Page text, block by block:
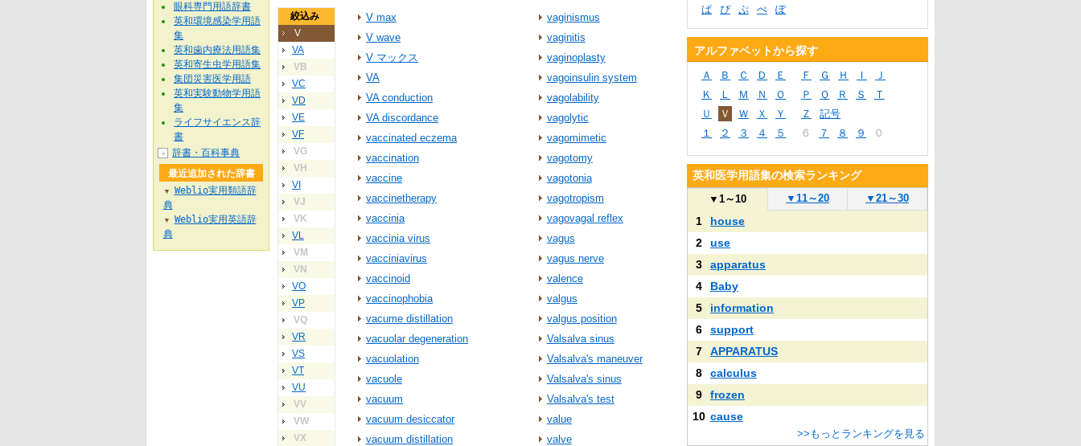
絞込み
V
VA
VB
VC
VD
VE
VF
VG
VH
VI
VJ
VK
VL
VM
VN
VO
VP
VQ
VR
VS
VT
VU
VV
VW
VX
V max
V wave
V マックス
VA
VA conduction
VA discordance
vaccinated eczema
vaccination
vaccine
vaccinetherapy
vaccinia
vaccinia virus
vacciniavirus
vaccinoid
vaccinophobia
vacume distillation
vacuolar degeneration
vacuolation
vacuole
vacuum
vacuum desiccator
vacuum distillation
vaginismus
vaginitis
vaginoplasty
vagoinsulin system
vagolability
vagolytic
vagomimetic
vagotomy
vagotonia
vagotropism
vagovagal reflex
vagus
vagus nerve
valence
valgus
valgus position
Valsalva sinus
Valsalva's maneuver
Valsalva's sinus
Valsalva's test
value
valve
眼科専門用語辞書
英和環境感染学用語
集
英和歯内療法用語集
英和寄生虫学用語集
集団災害医学用語
英和実験動物学用語
集
ライフサイエンス辞
書
＋
辞書・百科事典
最近追加された辞書
▼
Weblio実用類語辞
典
▼
Weblio実用英語辞
典
ぱ
ぴ ぷ ぺ ぽ
アルファベットから探す
Ａ Ｂ Ｃ Ｄ Ｅ Ｆ Ｇ Ｈ Ｉ
Ｊ
Ｋ
Ｌ Ｍ Ｎ Ｏ Ｐ Ｑ Ｒ Ｓ
Ｔ
Ｕ
Ｖ Ｗ Ｘ Ｙ Ｚ
記号
１
２ ３ ４ ５ ６ ７ ８ ９ ０
英和医学用語集の検索ランキング
▼ 1～10 ▼ 11～20 ▼ 21～30
1
house
2
use
3
apparatus
4
Baby
5
information
6
support
7
APPARATUS
8
calculus
9
frozen
10 cause
>>もっとランキングを見る